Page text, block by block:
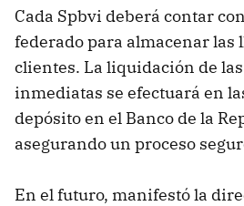
Cada Spbvi deberá contar
federado para almacenar las
clientes. La liquidación de
inmediatas se efectuará en
depósito en el Banco de la
asegurando un proceso
En el futuro, manifestó la